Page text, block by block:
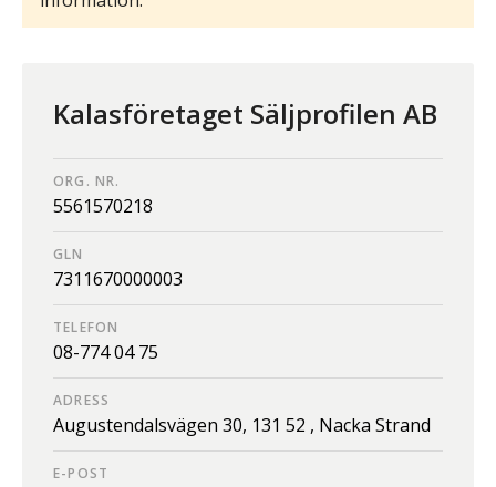
Kalasföretaget Säljprofilen AB
ORG. NR.
5561570218
GLN
7311670000003
TELEFON
08-774 04 75
ADRESS
Augustendalsvägen 30, 131 52 , Nacka Strand
E-POST